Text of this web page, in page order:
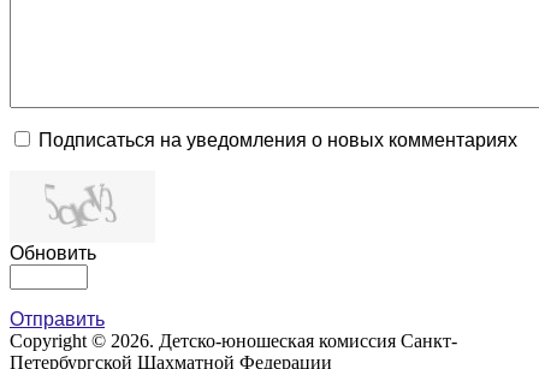
Подписаться на уведомления о новых комментариях
Обновить
Отправить
Copyright © 2026. Детско-юношеская комиссия Санкт-
Петербургской Шахматной Федерации